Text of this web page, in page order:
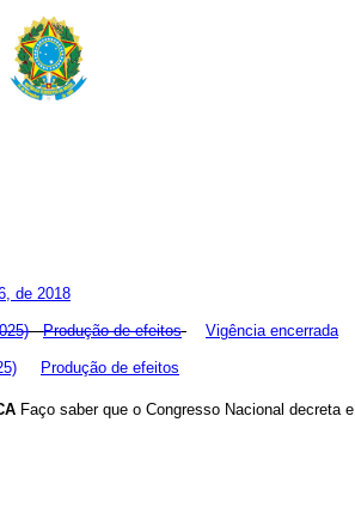
de 2018
Produção de efeitos Vigência encerrada
Produção de efeitos
Faço saber que o Congresso Nacional decreta